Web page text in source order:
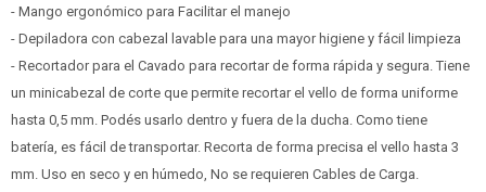
- Mango ergonómico para Facilitar el manejo
- Depiladora con cabezal lavable para una mayor higiene y fácil limpieza
- Recortador para el Cavado para recortar de forma rápida y segura. Tiene
un minicabezal de corte que permite recortar el vello de forma uniforme
hasta 0,5 mm. Podés usarlo dentro y fuera de la ducha. Como tiene
batería, es fácil de transportar. Recorta de forma precisa el vello hasta 3
mm. Uso en seco y en húmedo, No se requieren Cables de Carga.